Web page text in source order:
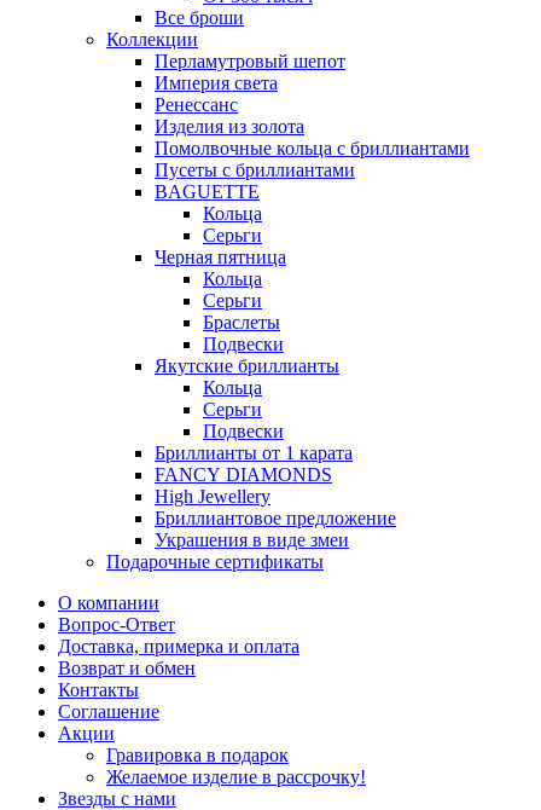
Все броши
Коллекции
Перламутровый шепот
Империя света
Ренессанс
Изделия из золота
Помолвочные кольца с бриллиантами
Пусеты с бриллиантами
BAGUETTE
Кольца
Серьги
Черная пятница
Кольца
Серьги
Браслеты
Подвески
Якутские бриллианты
Кольца
Серьги
Подвески
Бриллианты от 1 карата
FANCY DIAMONDS
High Jewellery
Бриллиантовое предложение
Украшения в виде змеи
Подарочные сертификаты
О компании
Вопрос-Ответ
Доставка, примерка и оплата
Возврат и обмен
Контакты
Соглашение
Акции
Гравировка в подарок
Желаемое изделие в рассрочку!
Звезды с нами